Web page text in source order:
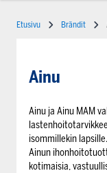
Etusivu Brändit
Ainu
Ainu ja Ainu MAM
isommillekin lapsille.
Ainun
kotimaisia,